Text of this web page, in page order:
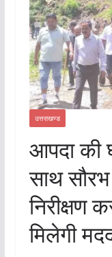
उत्तराखण्ड
आपदा की
साथ
निरीक्षण
मिलेगी